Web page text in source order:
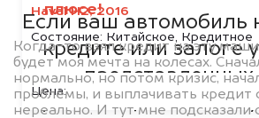
Haval H2, 2016
Состояние: Китайское, Кредитное
Цена:
плюсе!
Когда-то взял кредит на эту
будет моя мечта на колесах.
нормально, но потом кризис,
проблемы, и выплачивать кредит
нереально. И тут мне подсказали
Если ваш автомобиль
кредите или залоге
организаций, то мы